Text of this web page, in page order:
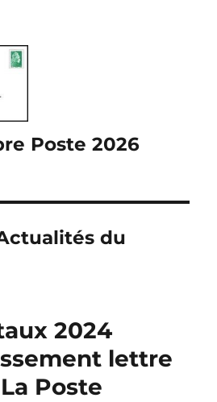
Poste 2026
du
2024
lettre
Poste